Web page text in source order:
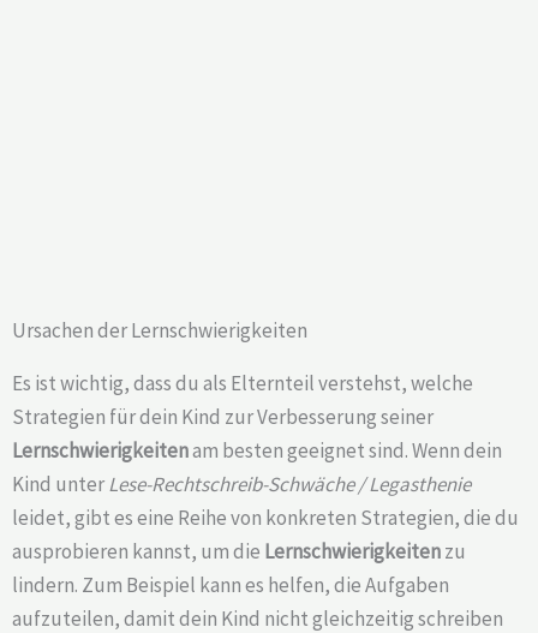
Ursachen der Lernschwierigkeiten
Es ist wichtig, dass du als Elternteil verstehst, welche
Strategien für dein Kind zur Verbesserung seiner
Lernschwierigkeitenam besten geeignet sind. Wenn dein
Kind unterLese-Rechtschreib-Schwäche / Legasthenie
leidet, gibt es eine Reihe von konkreten Strategien, die du
ausprobieren kannst, um die Lernschwierigkeitenzu
lindern. Zum Beispiel kann es helfen, die Aufgaben
aufzuteilen, damit dein Kind nicht gleichzeitig schreiben